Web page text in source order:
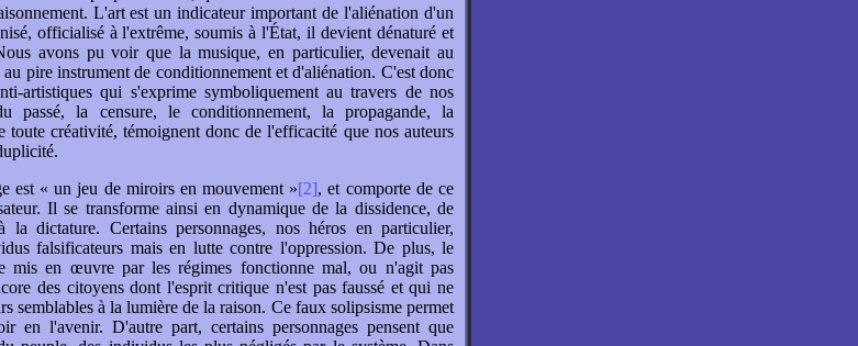
L'art est un indicateur important de l'aliénation d'un
officialisé à l'extrême, soumis à l'État, il devient dénaturé et
avons pu voir que la musique, en particulier, devenait au
pire instrument de conditionnement et d'aliénation. C'est donc
artistiques qui s'exprime symboliquement au travers de nos
passé, la censure, le conditionnement, la propagande, la
toute créativité, témoignent donc de l'efficacité que nos auteurs
est « un jeu de miroirs en mouvement »[2], et comporte de ce
Il se transforme ainsi en dynamique de la dissidence, de
la dictature. Certains personnages, nos héros en particulier,
falsificateurs mais en lutte contre l'oppression. De plus, le
mis en œuvre par les régimes fonctionne mal, ou n'agit pas
des citoyens dont l'esprit critique n'est pas faussé et qui ne
semblables à la lumière de la raison. Ce faux solipsisme permet
en l'avenir. D'autre part, certains personnages pensent que